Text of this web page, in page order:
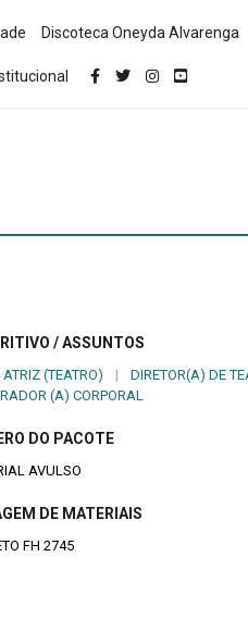
Discoteca Oneyda Alvarenga
/ ASSUNTOS
(TEATRO) | DIRETOR(A) DE
(A) CORPORAL
DO PACOTE
AVULSO
DE MATERIAIS
FH 2745